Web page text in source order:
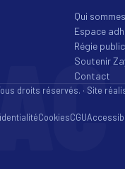
Qui
Espace
Régie
Soutenir
Contact
droits réservés. · Site
CookiesCGU